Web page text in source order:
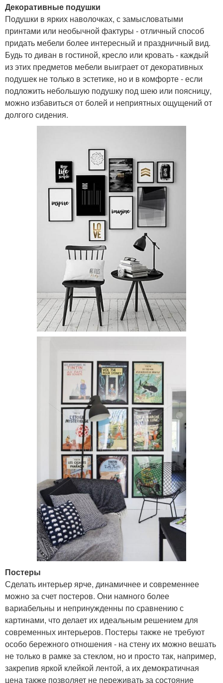
Декоративные подушки
Подушки в ярких наволочках, с замысловатыми
принтами или необычной фактуры - отличный способ
придать мебели более интересный и праздничный вид.
Будь то диван в гостиной, кресло или кровать - каждый
из этих предметов мебели выиграет от декоративных
подушек не только в эстетике, но и в комфорте - если
подложить небольшую подушку под шею или поясницу,
можно избавиться от болей и неприятных ощущений от
долгого сидения.
Постеры
Сделать интерьер ярче, динамичнее и современнее
можно за счет постеров. Они намного более
вариабельны и непринужденны по сравнению с
картинами, что делает их идеальным решением для
современных интерьеров. Постеры также не требуют
особо бережного отношения - на стену их можно вешать
не только в рамке за стеклом, но и просто так, например,
закрепив яркой клейкой лентой, а их демократичная
цена также позволяет не переживать за состояние